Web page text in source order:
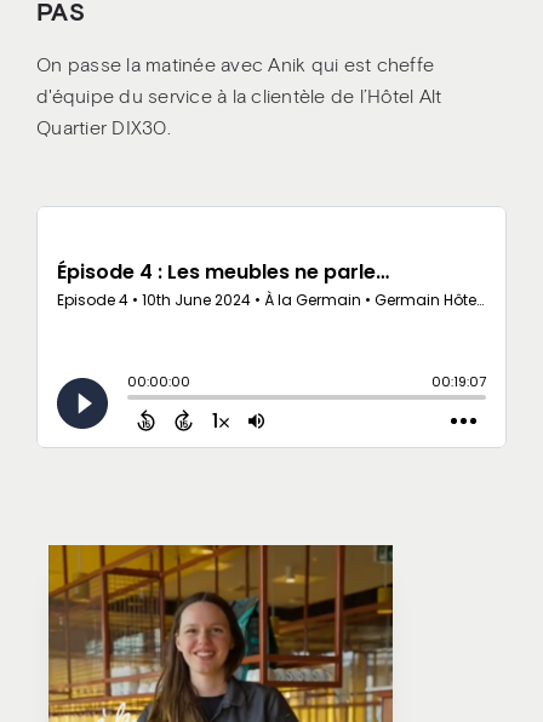
PAS
On passe la matinée avec Anik qui est cheffe
d'équipe du service à la clientèle de l’Hôtel Alt
Quartier DIX30.